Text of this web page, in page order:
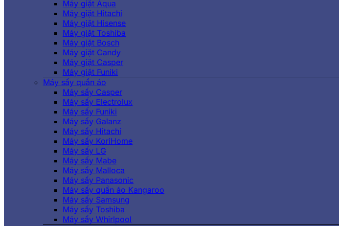
Máy giặt Aqua
Máy giặt Hitachi
Máy giặt Hisense
Máy giặt Toshiba
Máy giặt Bosch
Máy giặt Candy
Máy giặt Casper
Máy giặt Funiki
Máy sấy quần áo
Máy sấy Casper
Máy sấy Electrolux
Máy sấy Funiki
Máy sấy Galanz
Máy sấy Hitachi
Máy sấy KoriHome
Máy sấy LG
Máy sấy Mabe
Máy sấy Malloca
Máy sấy Panasonic
Máy sấy quần áo Kangaroo
Máy sấy Samsung
Máy sấy Toshiba
Máy sấy Whirlpool